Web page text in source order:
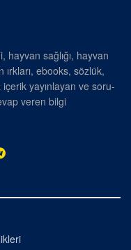
hayvan sağlığı, hayvan
ırkları, ebooks, sözlük,
yayınlayan ve soru-
veren bilgi